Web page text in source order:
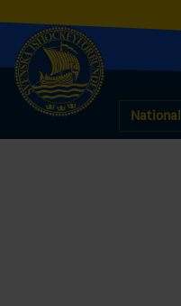
National